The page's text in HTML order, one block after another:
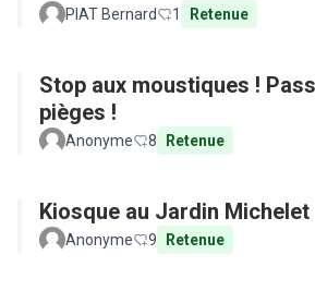
PIAT Bernard 1 Retenue
Stop aux moustiques !
pièges !
Anonyme 8 Retenue
Kiosque au Jardin Michelet
Anonyme 9 Retenue